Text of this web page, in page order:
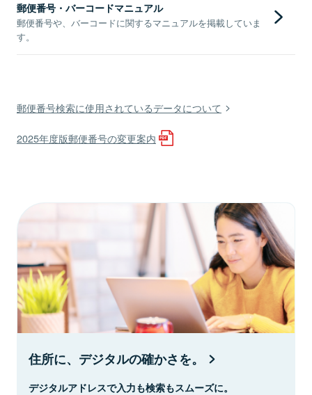
郵便番号・バーコードマニュアル
郵便番号や、バーコードに関するマニュアルを掲載していま
す。
郵便番号検索に使用されているデータについて
2025年度版郵便番号の変更案内
住所に、デジタルの確かさを。
デジタルアドレスで入力も検索もスムーズに。